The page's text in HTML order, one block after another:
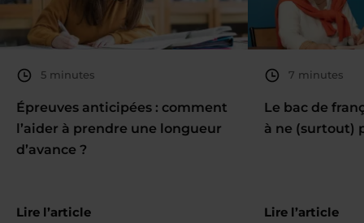
5 minutes
Épreuves anticipées : comment
l’aider à prendre une longueur
d’avance ?
Lire l’article
7 minutes
Le bac de
à ne (surtout)
Lire l’article